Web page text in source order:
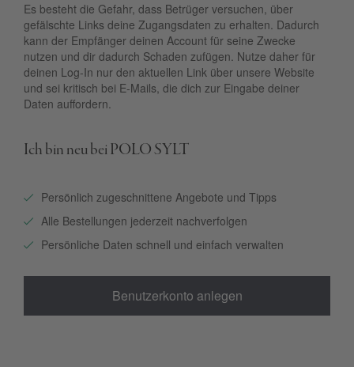
Es besteht die Gefahr, dass Betrüger versuchen, über
gefälschte Links deine Zugangsdaten zu erhalten. Dadurch
kann der Empfänger deinen Account für seine Zwecke
nutzen und dir dadurch Schaden zufügen. Nutze daher für
deinen Log-In nur den aktuellen Link über unsere Website
und sei kritisch bei E-Mails, die dich zur Eingabe deiner
Daten auffordern.
Ich bin neu bei POLO SYLT
Persönlich zugeschnittene Angebote und Tipps
Alle Bestellungen jederzeit nachverfolgen
Persönliche Daten schnell und einfach verwalten
Benutzerkonto anlegen